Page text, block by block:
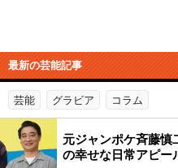
最新の芸能記事
芸能 グラビア コラム
元ジャンポケ斉藤慎
の幸せな日常アピー